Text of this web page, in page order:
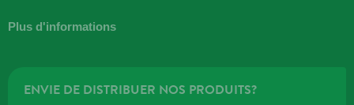
Plus d'informations
ENVIE DE DISTRIBUER NOS PRODUITS?